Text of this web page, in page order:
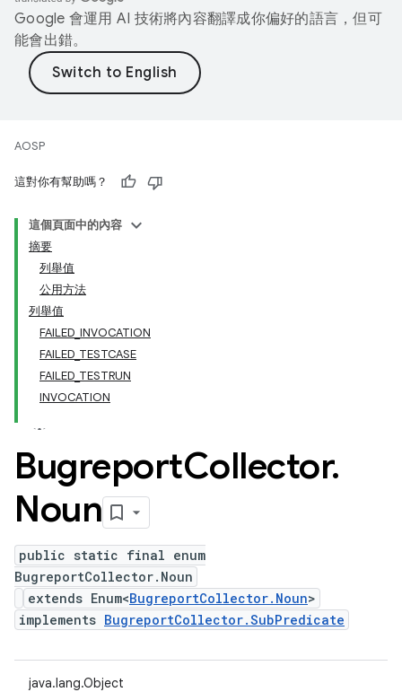
Google 會運用 AI 技術將內容翻譯成你偏好的語言，但可
能會出錯。
AOSP
這對你有幫助嗎？
這個頁面中的內容
摘要
列舉值
公用方法
列舉值
FAILED_INVOCATION
FAILED_TESTCASE
FAILED_TESTRUN
INVOCATION
BugreportCollector.
Noun
public static final enum
BugreportCollector.Noun
extends Enum<BugreportCollector.Noun>
implements BugreportCollector.SubPredicate
java.lang.Object